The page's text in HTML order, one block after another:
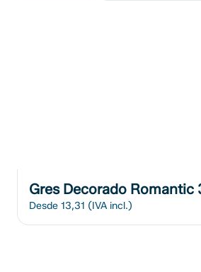
Gres Decorado Romantic
Desde 13,31 (IVA incl.)